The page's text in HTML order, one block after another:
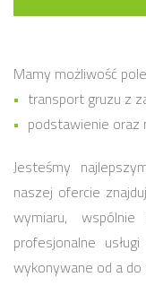
Mamy możliwość
transport gruzu z
podstawienie oraz
Jesteśmy
naszej ofercie
wymiaru,
profesjonalne
wykonywane od a